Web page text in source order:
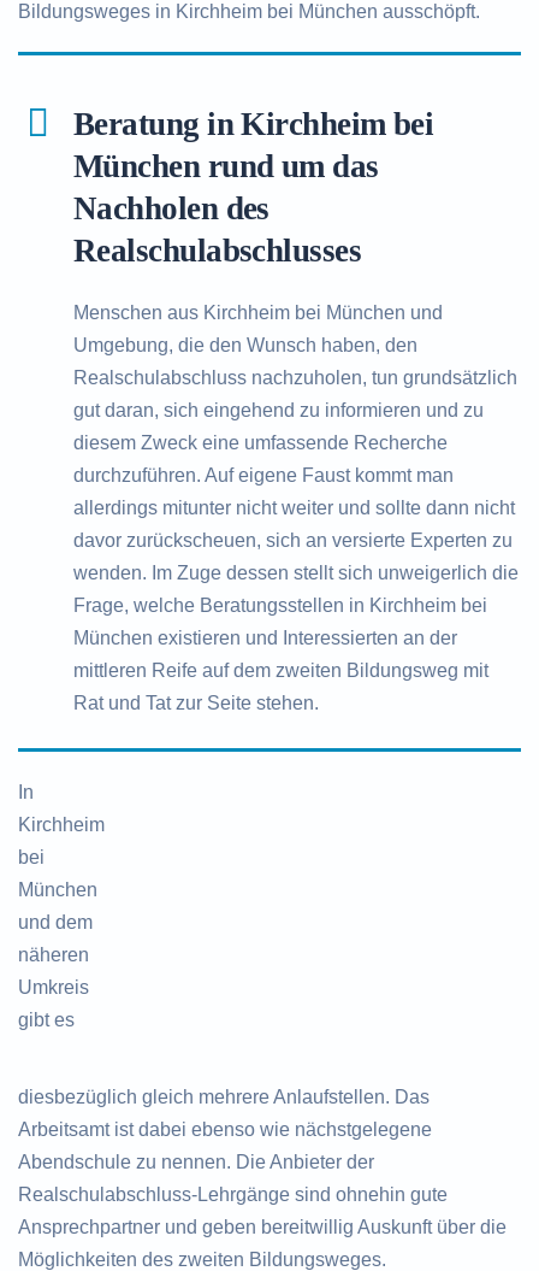
Bildungsweges in Kirchheim bei München ausschöpft.
Beratung in Kirchheim bei
München rund um das
Nachholen des
Realschulabschlusses
Menschen aus Kirchheim bei München und
Umgebung, die den Wunsch haben, den
Realschulabschluss nachzuholen, tun grundsätzlich
gut daran, sich eingehend zu informieren und zu
diesem Zweck eine umfassende Recherche
durchzuführen. Auf eigene Faust kommt man
allerdings mitunter nicht weiter und sollte dann nicht
davor zurückscheuen, sich an versierte Experten zu
wenden. Im Zuge dessen stellt sich unweigerlich die
Frage, welche Beratungsstellen in Kirchheim bei
München existieren und Interessierten an der
mittleren Reife auf dem zweiten Bildungsweg mit
Rat und Tat zur Seite stehen.
In
Kirchheim
bei
München
und dem
näheren
Umkreis
gibt es
diesbezüglich gleich mehrere Anlaufstellen. Das
Arbeitsamt ist dabei ebenso wie nächstgelegene
Abendschule zu nennen. Die Anbieter der
Realschulabschluss-Lehrgänge sind ohnehin gute
Ansprechpartner und geben bereitwillig Auskunft über die
Möglichkeiten des zweiten Bildungsweges.